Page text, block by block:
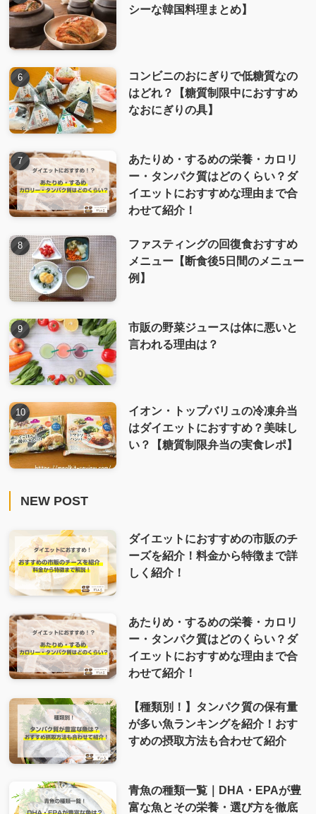
シーな韓国料理まとめ】
コンビニのおにぎりで低糖質なの
はどれ？【糖質制限中におすすめ
なおにぎりの具】
あたりめ・するめの栄養・カロリ
ー・タンパク質はどのくらい？ダ
イエットにおすすめな理由まで合
わせて紹介！
ファスティングの回復食おすすめ
メニュー【断食後5日間のメニュー
例】
市販の野菜ジュースは体に悪いと
言われる理由は？
イオン・トップバリュの冷凍弁当
はダイエットにおすすめ？美味し
い？【糖質制限弁当の実食レポ】
NEW POST
ダイエットにおすすめの市販のチ
ーズを紹介！料金から特徴まで詳
しく紹介！
あたりめ・するめの栄養・カロリ
ー・タンパク質はどのくらい？ダ
イエットにおすすめな理由まで合
わせて紹介！
【種類別！】タンパク質の保有量
が多い魚ランキングを紹介！おす
すめの摂取方法も合わせて紹介
青魚の種類一覧｜DHA・EPAが豊
富な魚とその栄養・選び方を徹底